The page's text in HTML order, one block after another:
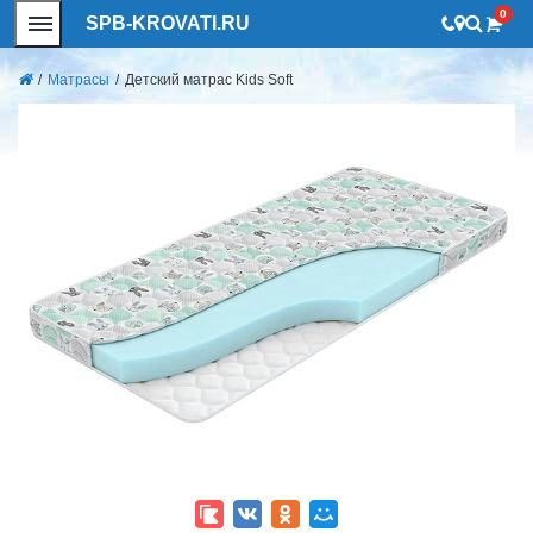
SPB-KROVATI.RU 0
/ Матрасы / Детский матрас Kids Soft